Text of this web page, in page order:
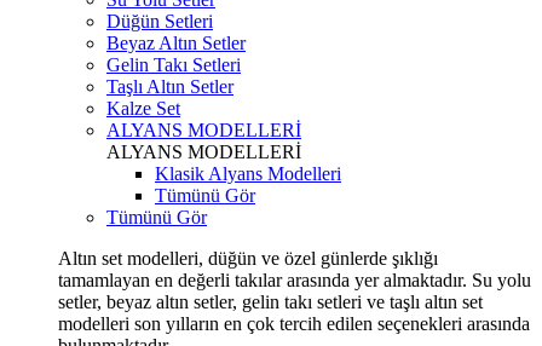
Düğün Setleri
Beyaz Altın Setler
Gelin Takı Setleri
Taşlı Altın Setler
Kalze Set
ALYANS MODELLERİ
ALYANS MODELLERİ
Klasik Alyans Modelleri
Tümünü Gör
Tümünü Gör
Altın set modelleri, düğün ve özel günlerde şıklığı
tamamlayan en değerli takılar arasında yer almaktadır. Su yolu
setler, beyaz altın setler, gelin takı setleri ve taşlı altın set
modelleri son yılların en çok tercih edilen seçenekleri arasında